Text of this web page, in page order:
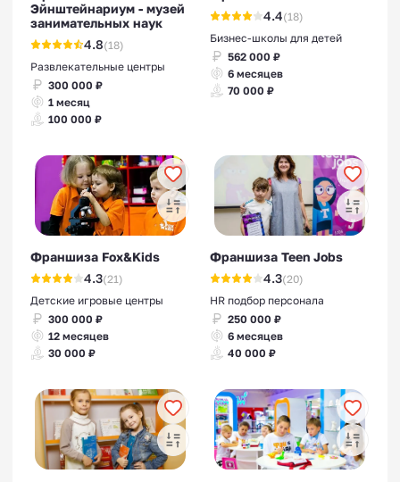
Эйнштейнариум - музей
занимательных наук
4.8(18)
Развлекательные центры
300 000 ₽
1 месяц
100 000 ₽
4.4(18)
Бизнес-школы для детей
562 000 ₽
6 месяцев
70 000 ₽
Франшиза Fox&Kids
4.3(21)
Детские игровые центры
300 000 ₽
12 месяцев
30 000 ₽
Франшиза Teen Jobs
4.3(20)
HR подбор персонала
250 000 ₽
6 месяцев
40 000 ₽